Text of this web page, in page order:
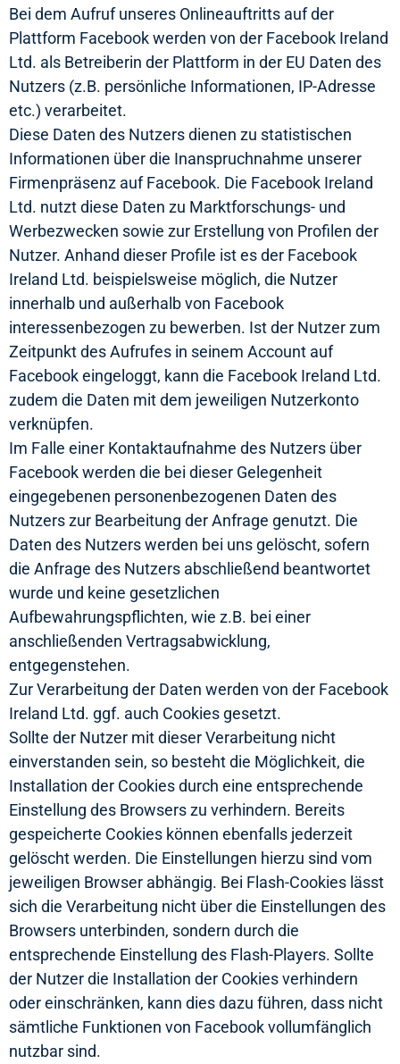
Bei dem Aufruf unseres Onlineauftritts auf der
Plattform Facebook werden von der Facebook Ireland
Ltd. als Betreiberin der Plattform in der EU Daten des
Nutzers (z.B. persönliche Informationen, IP-Adresse
etc.) verarbeitet.
Diese Daten des Nutzers dienen zu statistischen
Informationen über die Inanspruchnahme unserer
Firmenpräsenz auf Facebook. Die Facebook Ireland
Ltd. nutzt diese Daten zu Marktforschungs- und
Werbezwecken sowie zur Erstellung von Profilen der
Nutzer. Anhand dieser Profile ist es der Facebook
Ireland Ltd. beispielsweise möglich, die Nutzer
innerhalb und außerhalb von Facebook
interessenbezogen zu bewerben. Ist der Nutzer zum
Zeitpunkt des Aufrufes in seinem Account auf
Facebook eingeloggt, kann die Facebook Ireland Ltd.
zudem die Daten mit dem jeweiligen Nutzerkonto
verknüpfen.
Im Falle einer Kontaktaufnahme des Nutzers über
Facebook werden die bei dieser Gelegenheit
eingegebenen personenbezogenen Daten des
Nutzers zur Bearbeitung der Anfrage genutzt. Die
Daten des Nutzers werden bei uns gelöscht, sofern
die Anfrage des Nutzers abschließend beantwortet
wurde und keine gesetzlichen
Aufbewahrungspflichten, wie z.B. bei einer
anschließenden Vertragsabwicklung,
entgegenstehen.
Zur Verarbeitung der Daten werden von der Facebook
Ireland Ltd. ggf. auch Cookies gesetzt.
Sollte der Nutzer mit dieser Verarbeitung nicht
einverstanden sein, so besteht die Möglichkeit, die
Installation der Cookies durch eine entsprechende
Einstellung des Browsers zu verhindern. Bereits
gespeicherte Cookies können ebenfalls jederzeit
gelöscht werden. Die Einstellungen hierzu sind vom
jeweiligen Browser abhängig. Bei Flash-Cookies lässt
sich die Verarbeitung nicht über die Einstellungen des
Browsers unterbinden, sondern durch die
entsprechende Einstellung des Flash-Players. Sollte
der Nutzer die Installation der Cookies verhindern
oder einschränken, kann dies dazu führen, dass nicht
sämtliche Funktionen von Facebook vollumfänglich
nutzbar sind.